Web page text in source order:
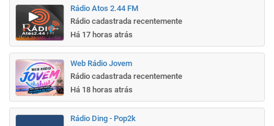
Rádio Atos 2.44 FM
Rádio cadastrada recentemente
Há 17 horas atrás
Web Rádio Jovem
Rádio cadastrada recentemente
Há 18 horas atrás
Rádio Ding - Pop2k